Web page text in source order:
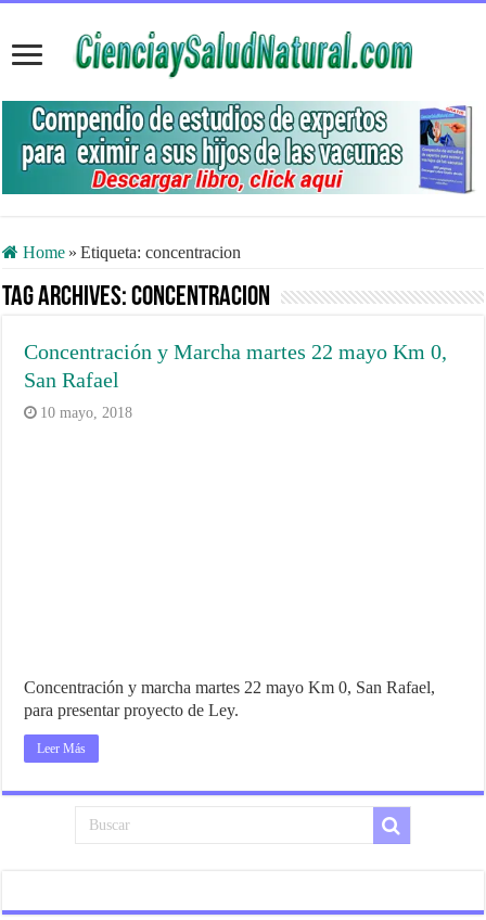
Home » Etiqueta:concentracion
Tag Archives:concentracion
Concentración y Marcha martes 22 mayo Km 0,
San Rafael
10 mayo, 2018
Concentración y marcha martes 22 mayo Km 0, San Rafael,
para presentar proyecto de Ley.
Leer Más